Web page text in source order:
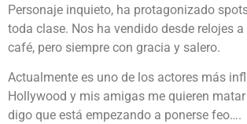
Personaje inquieto, ha protagonizado
toda clase. Nos ha vendido desde relojes
café, pero siempre con gracia y salero.
Actualmente es uno de los actores más
Hollywood y mis amigas me quieren
digo que está empezando a ponerse feo….